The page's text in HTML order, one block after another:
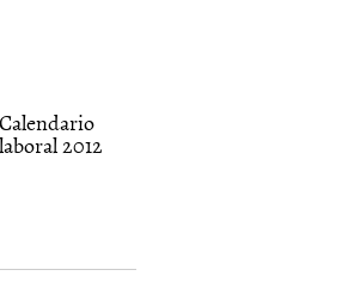
Calendario
laboral 2012